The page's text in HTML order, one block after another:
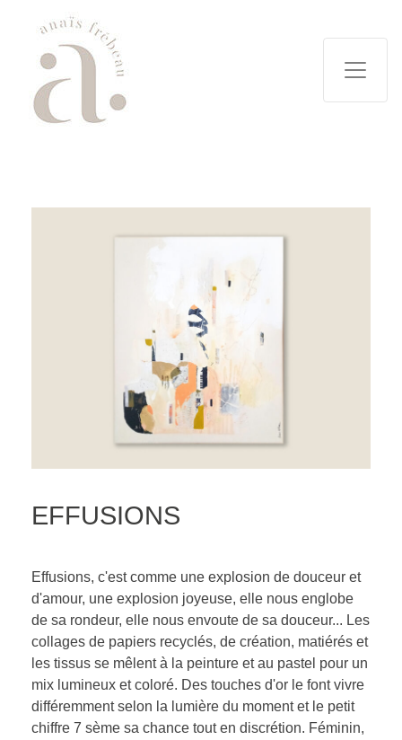
EFFUSIONS
Effusions, c'est comme une explosion de douceur et
d'amour, une explosion joyeuse, elle nous englobe
de sa rondeur, elle nous envoute de sa douceur... Les
collages de papiers recyclés, de création, matiérés et
les tissus se mêlent à la peinture et au pastel pour un
mix lumineux et coloré. Des touches d'or le font vivre
différemment selon la lumière du moment et le petit
chiffre 7 sème sa chance tout en discrétion. Féminin,